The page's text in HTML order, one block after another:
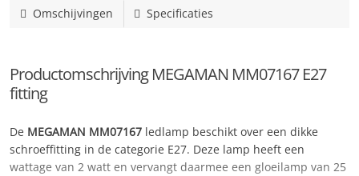
Omschijvingen Specificaties
Productomschrijving MEGAMAN MM07167 E27
fitting
De MEGAMAN MM07167 ledlamp beschikt over een dikke
schroeffitting in de categorie E27. Deze lamp heeft een
wattage van 2 watt en vervangt daarmee een gloeilamp van 25